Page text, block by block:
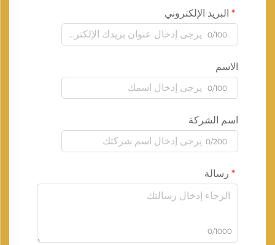
البريد الإلكتروني
0/100
الاسم
0/100
اسم الشركة
0/200
رسالة
0/1000